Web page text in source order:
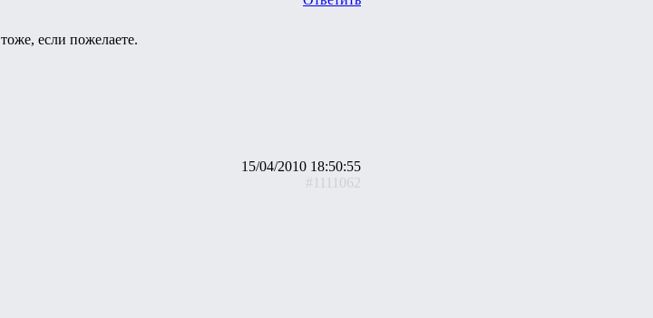
тоже, если пожелаете.
15/04/2010 18:50:55
#1111062